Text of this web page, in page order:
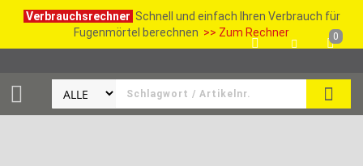
Verbrauchsrechner Schnell und einfach Ihren Verbrauch für
Fugenmörtel berechnen >> Zum Rechner
SUCHE
0